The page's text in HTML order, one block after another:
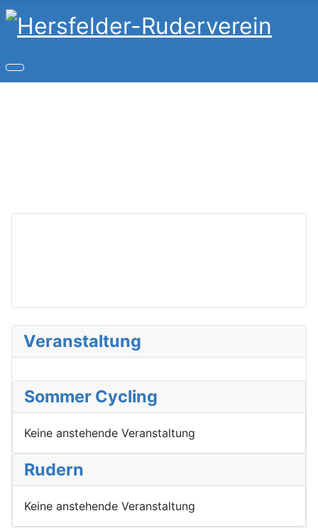
Veranstaltung
Sommer Cycling
Keine anstehende Veranstaltung
Rudern
Keine anstehende Veranstaltung